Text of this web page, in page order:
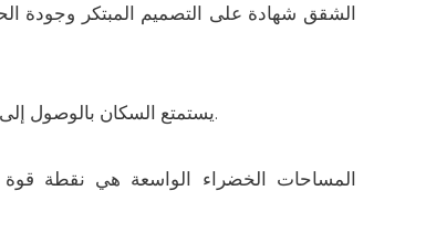
الشقق شهادة على التصميم المبتكر وجودة
يستمتع السكان بالوصول إلى الشاطئ من خلال حديقة عامة مصممة بعناية تقع مباشرة أمام المجمع.
المساحات الخضراء الواسعة هي نقطة